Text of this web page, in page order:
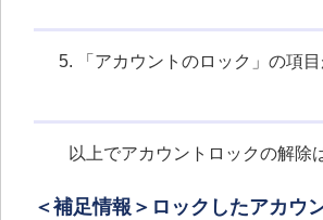
「アカウントのロック」の項
以上でアカウントロックの解除
＜補足情報＞ロックしたアカウ